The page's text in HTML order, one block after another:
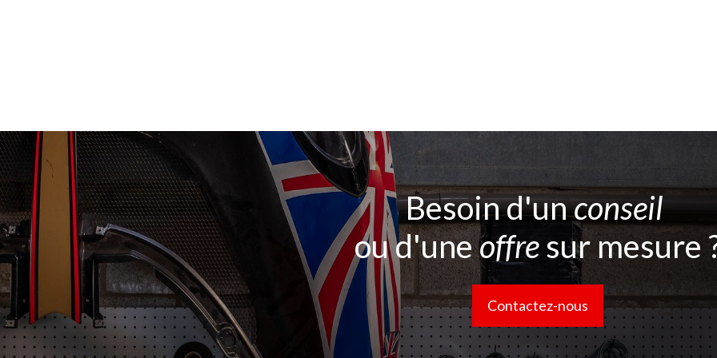
Besoin d'unconseil
ou d'uneoffresur mesure
Contactez-nous